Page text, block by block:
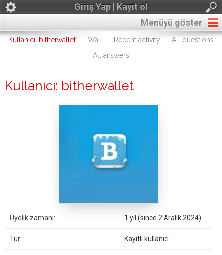
Giriş Yap | Kayıt ol
Menüyü göster
Kullanıcı: bitherwallet Wall Recent activity
All questions
All answers
Kullanıcı: bitherwallet
Üyelik zamanı: 1 yıl (since 2 Aralık 2024)
Tür: Kayıtlı kullanıcı